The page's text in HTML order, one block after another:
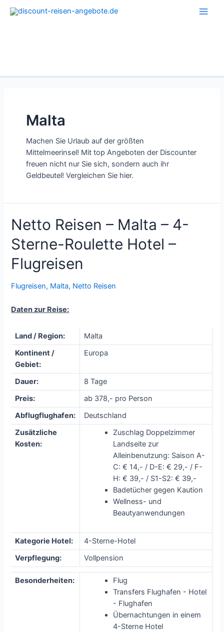
Inhalt
Malta
Machen Sie Urlaub auf der größten
Mittelmeerinsel! Mit top Angeboten der Discounter
freuen nicht nur Sie sich, sondern auch ihr
Geldbeutel! Vergleichen Sie hier.
Netto Reisen – Malta – 4-
Sterne-Roulette Hotel –
Flugreisen
Flugreisen, Malta, Netto Reisen
Daten zur Reise:
Land / Region:
Malta
Kontinent /
Gebiet:
Europa
Dauer:
8 Tage
Preis:
ab 378,- pro Person
Abflugflughafen:
Deutschland
Zusätzliche
Kosten:
Zuschlag Doppelzimmer
Landseite zur
Alleinbenutzung: Saison A-
C: € 14,- / D-E: € 29,- / F-
H: € 39,- / S1-S2: € 39,-
Badetücher gegen Kaution
Wellness- und
Beautyanwendungen
Kategorie Hotel:
4-Sterne-Hotel
Verpflegung:
Vollpension
Besonderheiten:
Flug
Transfers Flughafen - Hotel
- Flughafen
Übernachtungen in einem
4-Sterne Hotel